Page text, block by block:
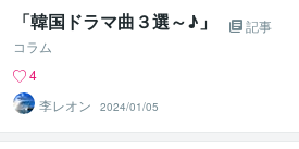
「韓国ドラマ曲３選～♪」
記事
コラム
4
李レオン
2024/01/05